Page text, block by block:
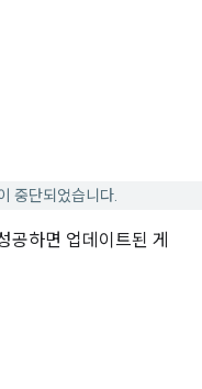
중단되었습니다.
공하면 업데이트된 게